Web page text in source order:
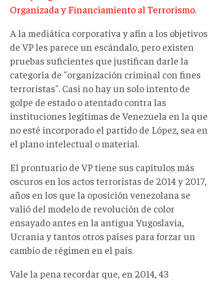
Organizada y Financiamiento al Terrorismo.
A la mediática corporativa y afín a los objetivos
de VP les parece un escándalo, pero existen
pruebas suficientes que justifican darle la
categoría de "organización criminal con fines
terroristas". Casi no hay un solo intento de
golpe de estado o atentado contra las
instituciones legítimas de Venezuela en la que
no esté incorporado el partido de López, sea en
el plano intelectual o material.
El prontuario de VP tiene sus capítulos más
oscuros en los actos terroristas de 2014 y 2017,
años en los que la oposición venezolana se
valió del modelo de revolución de color
ensayado antes en la antigua Yugoslavia,
Ucrania y tantos otros países para forzar un
cambio de régimen en el país.
Vale la pena recordar que, en 2014, 43